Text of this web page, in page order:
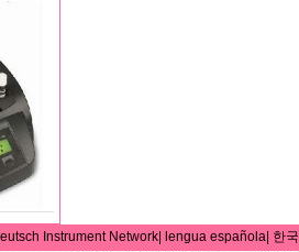
Instrument Network| lengua española| 한